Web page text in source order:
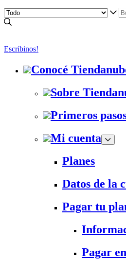
Escribinos!
Conocé
Sobre
Primeros
Mi cuenta
Planes
Datos de la
Pagar tu
Pagar